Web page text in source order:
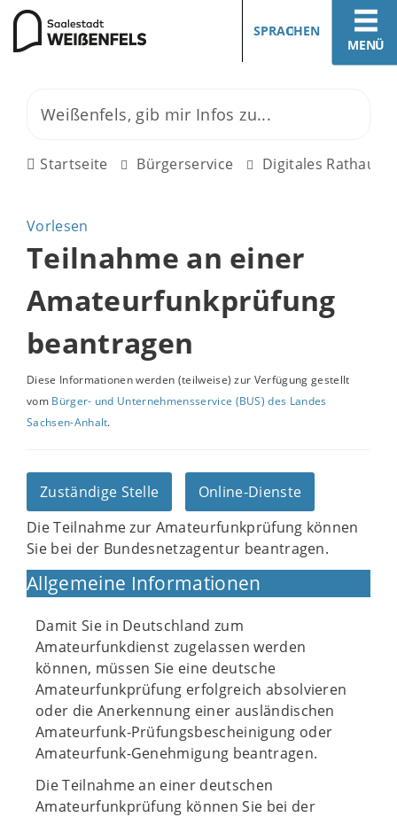
MENÜ
SPRACHEN
Startseite Bürgerservice Digitales Rathaus
Vorlesen
Teilnahme an einer
Amateurfunkprüfung
beantragen
Diese Informationen werden (teilweise) zur Verfügung gestellt
vom Bürger- und Unternehmensservice (BUS) des Landes
Sachsen-Anhalt.
Zuständige Stelle
Online-Dienste
Die Teilnahme zur Amateurfunkprüfung können
Sie bei der Bundesnetzagentur beantragen.
Allgemeine Informationen
Damit Sie in Deutschland zum
Amateurfunkdienst zugelassen werden
können, müssen Sie eine deutsche
Amateurfunkprüfung erfolgreich absolvieren
oder die Anerkennung einer ausländischen
Amateurfunk-Prüfungsbescheinigung oder
Amateurfunk-Genehmigung beantragen.
Die Teilnahme an einer deutschen
Amateurfunkprüfung können Sie bei der